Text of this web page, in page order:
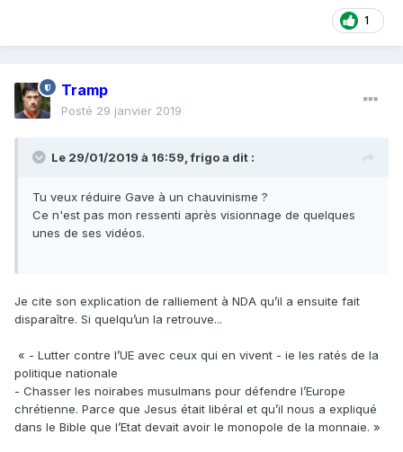
1
Tramp
Posté 29 janvier 2019
Le 29/01/2019 à 16:59,frigoa dit :
Tu veux réduire Gave à un chauvinisme ?
Ce n'est pas mon ressenti après visionnage de quelques
unes de ses vidéos.
Je cite son explication de ralliement à NDA qu’il a ensuite fait
disparaître. Si quelqu’un la retrouve...
« - Lutter contre l’UE avec ceux qui en vivent - ie les ratés de la
politique nationale
- Chasser les noirabes musulmans pour défendre l’Europe
chrétienne. Parce que Jesus était libéral et qu’il nous a expliqué
dans le Bible que l’Etat devait avoir le monopole de la monnaie. »